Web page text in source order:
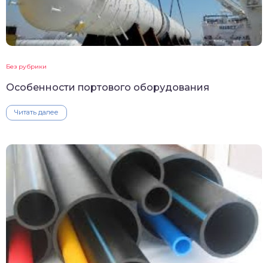
Без рубрики
Особенности портового оборудования
Читать далее